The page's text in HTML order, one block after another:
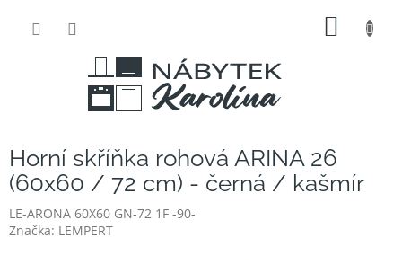
Horní skříňka rohová ARINA 26
(60x60 / 72 cm) - černá / kašmír
LE-ARONA 60X60 GN-72 1F -90-
Značka: LEMPERT